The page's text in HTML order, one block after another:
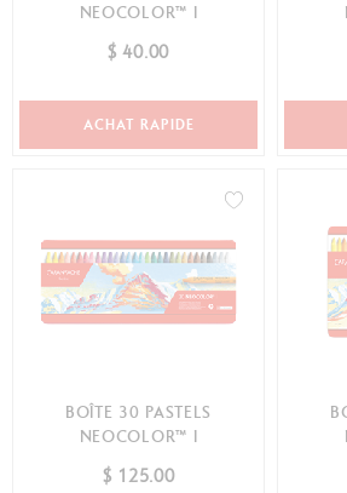
NEOCOLOR™ I
$ 40.00
ACHAT RAPIDE
BOÎTE 30 PASTELS
NEOCOLOR™ I
$ 125.00